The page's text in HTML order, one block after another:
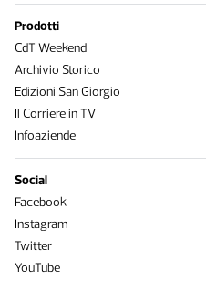
Prodotti
CdT Weekend
Archivio Storico
Edizioni San Giorgio
Il Corriere in TV
Infoaziende
Social
Facebook
Instagram
Twitter
YouTube